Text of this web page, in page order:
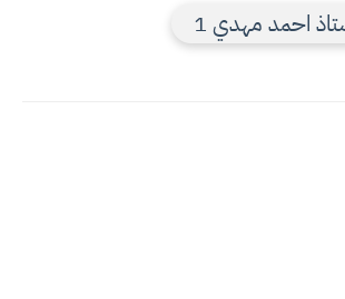
احمد مهدي 1